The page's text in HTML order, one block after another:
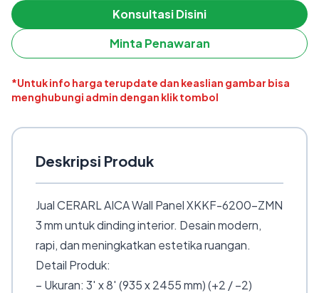
Konsultasi Disini
Minta Penawaran
*Untuk info harga terupdate dan keaslian gambar bisa
menghubungi admin dengan klik tombol
Deskripsi Produk
Jual CERARL AICA Wall Panel XKKF-6200-ZMN
3 mm untuk dinding interior. Desain modern,
rapi, dan meningkatkan estetika ruangan.
Detail Produk:
– Ukuran: 3′ x 8′ (935 x 2455 mm) (+2 / −2)